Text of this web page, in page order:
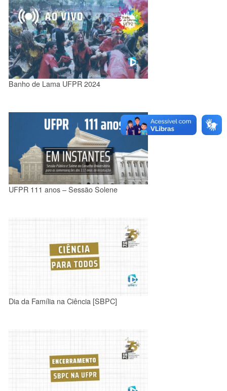
Banho de Lama UFPR 2024
UFPR 111 anos – Sessão Solene
Dia da Família na Ciência [SBPC]